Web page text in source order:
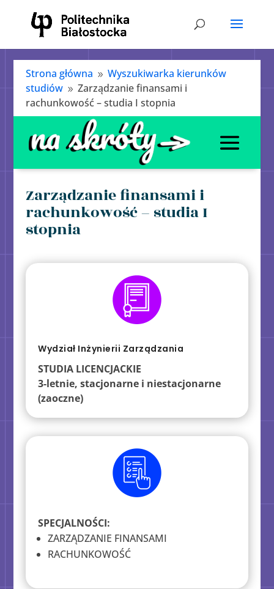
Strona główna 9 Wyszukiwarka kierunków
studiów 9 Zarządzanie finansami i
rachunkowość – studia I stopnia
Zarządzanie finansami i
rachunkowość – studia I
stopnia
Wydział Inżynierii Zarządzania
STUDIA LICENCJACKIE
3-letnie, stacjonarne i niestacjonarne
(zaoczne)
SPECJALNOŚCI:
ZARZĄDZANIE FINANSAMI
RACHUNKOWOŚĆ